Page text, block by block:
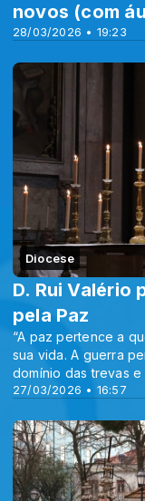
28/03/2026 • 19:23
novos (com
Diocese
27/03/2026 • 16:57
D. Rui Valério
pela Paz
“A paz pertence a
sua vida. A guerra
domínio das trevas